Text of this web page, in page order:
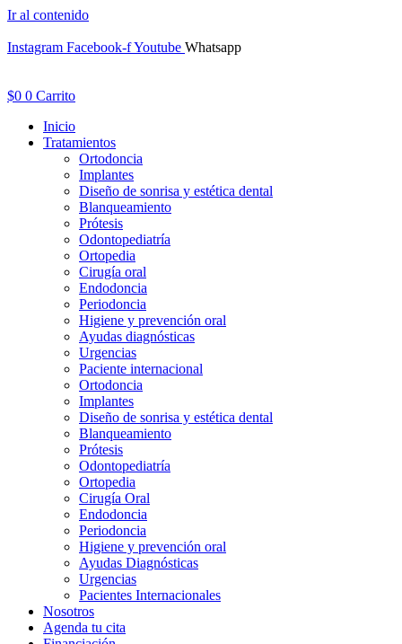
Ir al contenido
Instagram Facebook-fYoutube Whatsapp
$0 0 Carrito
Inicio
Tratamientos
Ortodoncia
Implantes
Diseño de sonrisa y estética dental
Blanqueamiento
Prótesis
Odontopediatría
Ortopedia
Cirugía oral
Endodoncia
Periodoncia
Higiene y prevención oral
Ayudas diagnósticas
Urgencias
Paciente internacional
Ortodoncia
Implantes
Diseño de sonrisa y estética dental
Blanqueamiento
Prótesis
Odontopediatría
Ortopedia
Cirugía Oral
Endodoncia
Periodoncia
Higiene y prevención oral
Ayudas Diagnósticas
Urgencias
Pacientes Internacionales
Nosotros
Agenda tu cita